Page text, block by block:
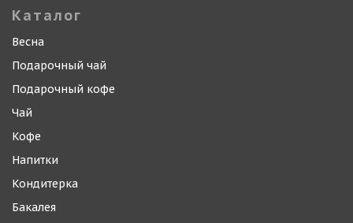
Каталог
Весна
Подарочный чай
Подарочный кофе
Чай
Кофе
Напитки
Кондитерка
Бакалея